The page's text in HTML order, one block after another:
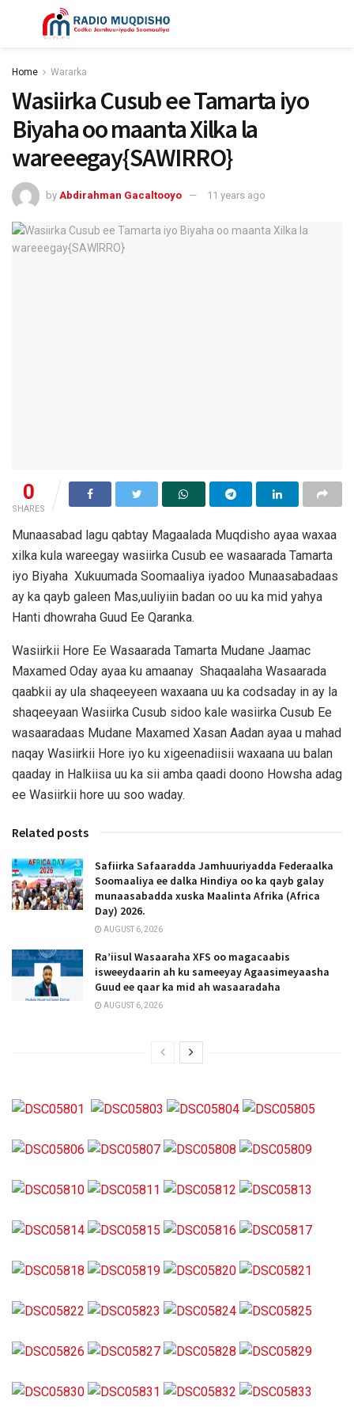
Home Wararka
Wasiirka Cusub ee Tamarta iyo
Biyaha oo maanta Xilka la
wareeegay{SAWIRRO}
by Abdirahman Gacaltooyo 11 years ago
0
SHARES
Munaasabad lagu qabtay Magaalada Muqdisho ayaa waxaa
xilka kula wareegay wasiirka Cusub ee wasaarada Tamarta
iyo Biyaha Xukuumada Soomaaliya iyadoo Munaasabadaas
ay ka qayb galeen Mas,uuliyiin badan oo uu ka mid yahya
Hanti dhowraha Guud Ee Qaranka.
Wasiirkii Hore Ee Wasaarada Tamarta Mudane Jaamac
Maxamed Oday ayaa ku amaanay Shaqaalaha Wasaarada
qaabkii ay ula shaqeeyeen waxaana uu ka codsaday in ay la
shaqeeyaan Wasiirka Cusub sidoo kale wasiirka Cusub Ee
wasaaradaas Mudane Maxamed Xasan Aadan ayaa u mahad
naqay Wasiirkii Hore iyo ku xigeenadiisii waxaana uu balan
qaaday in Halkiisa uu ka sii amba qaadi doono Howsha adag
ee Wasiirkii hore uu soo waday.
Related posts
Safiirka Safaaradda Jamhuuriyadda Federaalka
Soomaaliya ee dalka Hindiya oo ka qayb galay
munaasabadda xuska Maalinta Afrika (Africa
Day) 2026.
AUGUST 6, 2026
Ra’iisul Wasaaraha XFS oo magacaabis
isweeydaarin ah ku sameeyay Agaasimeyaasha
Guud ee qaar ka mid ah wasaaradaha
AUGUST 6, 2026